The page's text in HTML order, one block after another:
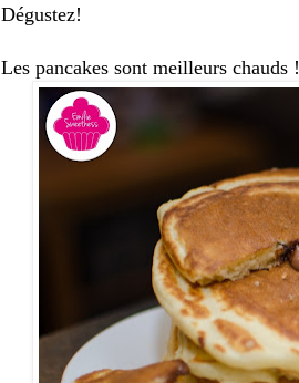
Dégustez!
Les pancakes sont meilleurs chauds !